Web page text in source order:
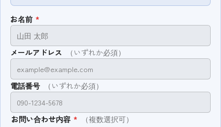
お名前 *
メールアドレス （いずれか必須）
電話番号 （いずれか必須）
お問い合わせ内容 *
（複数選択可）